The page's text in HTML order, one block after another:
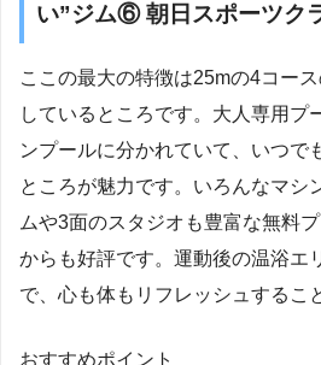
い”ジム⑥ 朝日スポーツク
ここの最大の特徴は25mの4コー
しているところです。大人専用プ
ンプールに分かれていて、いつで
ところが魅力です。いろんなマシ
ムや3面のスタジオも豊富な無料
からも好評です。運動後の温浴エ
で、心も体もリフレッシュするこ
おすすめポイント